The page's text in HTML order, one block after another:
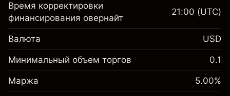
Маржа. Ваши
инвестиции
$1,000.00
Корректировка за
овернайт
Сборы рассчитываются от
полной стоимости позиции
%
(-$4.31)
Маржа. Ваши
инвестиции
$1,000.00
Время корректировки
финансирования овернайт
21:00 (UTC)
Валюта USD
Минимальный объем торгов 0.1
Маржа 5.00%